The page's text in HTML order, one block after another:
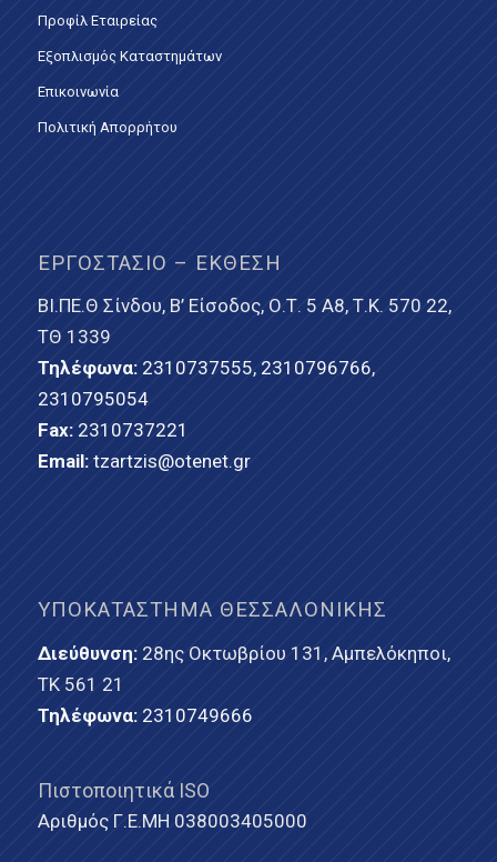
Προφίλ Εταιρείας
Εξοπλισμός Καταστημάτων
Επικοινωνία
Πολιτική Απορρήτου
ΕΡΓΟΣΤΆΣΙΟ – ΈΚΘΕΣΗ
ΒΙ.ΠΕ.Θ Σίνδου, Β’ Είσοδος, Ο.Τ. 5 Α8, Τ.Κ. 570 22,
ΤΘ 1339
Τηλέφωνα: 2310737555, 2310796766,
2310795054
Fax: 2310737221
Email: tzartzis@otenet.gr
ΥΠΟΚΑΤΆΣΤΗΜΑ ΘΕΣΣΑΛΟΝΊΚΗΣ
Διεύθυνση:28ης Οκτωβρίου 131, Αμπελόκηποι,
ΤΚ 561 21
Τηλέφωνα: 2310749666
Πιστοποιητικά ISO
Αριθμός Γ.Ε.ΜΗ 038003405000